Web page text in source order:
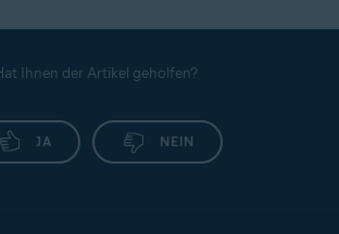
Ihnen der Artikel geholfen?
JA NEIN